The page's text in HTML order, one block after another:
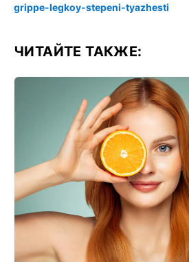
grippe-legkoy-stepeni-tyazhesti
ЧИТАЙТЕ ТАКЖЕ: